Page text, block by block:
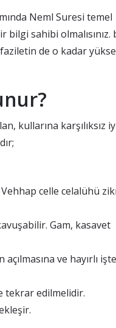
Neml Suresi temel
sahibi olmalısınız.
de o kadar
kullarına karşılıksız
celle celalühü
Gam, kasavet
ve hayırlı işte
tekrar edilmelidir.